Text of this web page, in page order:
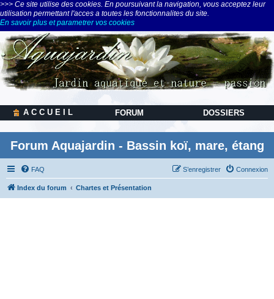
>>> Ce site utilise des cookies. En poursuivant la navigation, vous acceptez leur
utilisation permettant l'acces a toutes les fonctionnalites du site.
En savoir plus et parametrer vos cookies
A C C U E I L FORUM DOSSIERS
Forum Aquajardin - Bassin koï, mare, étang
FAQ Connexion
S’enregistrer
Index du forum Chartes et Présentation